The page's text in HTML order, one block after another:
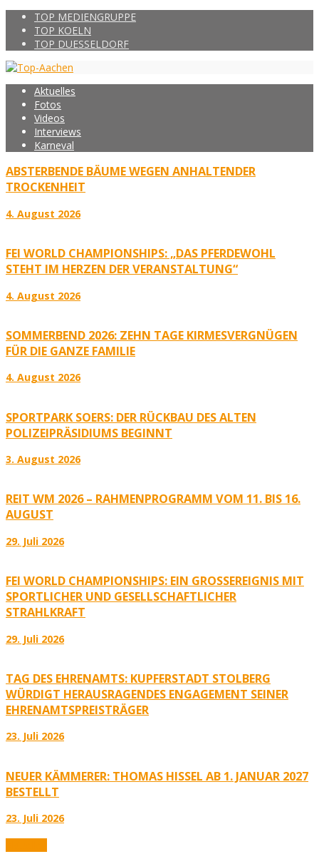
TOP MEDIENGRUPPE
TOP KOELN
TOP DUESSELDORF
Aktuelles
Fotos
Videos
Interviews
Karneval
ABSTERBENDE BÄUME WEGEN ANHALTENDER
TROCKENHEIT
4. August 2026
FEI WORLD CHAMPIONSHIPS: „DAS PFERDEWOHL
STEHT IM HERZEN DER VERANSTALTUNG“
4. August 2026
SOMMERBEND 2026: ZEHN TAGE KIRMESVERGNÜGEN
FÜR DIE GANZE FAMILIE
4. August 2026
SPORTPARK SOERS: DER RÜCKBAU DES ALTEN
POLIZEIPRÄSIDIUMS BEGINNT
3. August 2026
REIT WM 2026 – RAHMENPROGRAMM VOM 11. BIS 16.
AUGUST
29. Juli 2026
FEI WORLD CHAMPIONSHIPS: EIN GROSSEREIGNIS MIT S
PORTLICHER UND GESELLSCHAFTLICHER S
TRAHLKRAFT
29. Juli 2026
TAG DES EHRENAMTS: KUPFERSTADT STOLBERG
WÜRDIGT HERAUSRAGENDES ENGAGEMENT SEINER
EHRENAMTSPREISTRÄGER
23. Juli 2026
NEUER KÄMMERER: THOMAS HISSEL AB 1. JANUAR 2027
BESTELLT
23. Juli 2026